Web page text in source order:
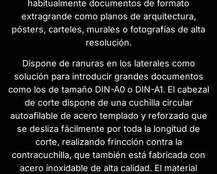
habitualmente documentos de formato
extragrande como planos de arquitectura,
pósters, carteles, murales o fotografías de alta
resolución.
Dispone de ranuras en los laterales como
solución para introducir grandes documentos
como los de tamaño DIN-A0 o DIN-A1. El cabezal
de corte dispone de una cuchilla circular
autoafilable de acero templado y reforzado que
se desliza fácilmente por toda la longitud de
corte, realizando frincción contra la
contracuchilla, que también está fabricada con
acero inoxidable de alta calidad. El material